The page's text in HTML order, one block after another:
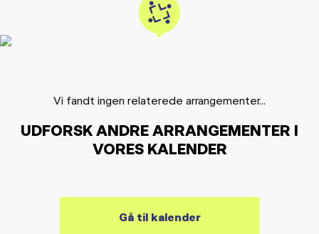
Vi fandt ingen relaterede arrangementer...
UDFORSK ANDRE ARRANGEMENTER I
VORES KALENDER
Gå til kalender